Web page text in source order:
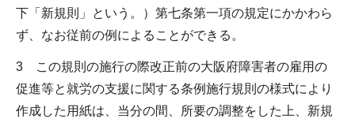
下「新規則」という。）第七条第一項の規定にかかわら
ず、なお従前の例によることができる。
3 この規則の施行の際改正前の大阪府障害者の雇用の
促進等と就労の支援に関する条例施行規則の様式により
作成した用紙は、当分の間、所要の調整をした上、新規